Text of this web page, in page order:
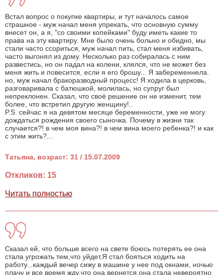
Встал вопрос о покупке квартиры, и тут началось самое
страшное - муж начал меня упрекать, что основную сумму
внесет он, а я, "со своими копейками" буду иметь какие то
права на эту квартиру. Мне было очень больно и обидно, мы
стали часто ссориться, муж начал пить, стал меня избивать,
часто выгонял из дому. Несколько раз собиралась с ним
развестись, но он падал на колени, клялся, что не может без
меня жить и повесится, если я его брошу... Я забеременнела.
но, муж начал бракоразводный процесс! Я ходила в церковь,
разговаривала с батюшкой, молилась, но супруг был
непреклонен. Сказал, что своё решение он не изменит, тем
более, что встретил другую женщину!..
P.S. сейчас я на девятом месяце беременности, уже не могу
дождаться рождения своего сыночка. Почему в жизни так
случается?! в чем моя вина?! в чем вина моего ребенка?! и как
с этим жить?...
Татьяна, возраст: 31 / 15.07.2009
Откликов: 15
Читать полностью
Сказал ей, что больше всего на свете боюсь потерять ее она
стала угрожать тем,что уйдет.Я стал бояться ходить на
работу...каждый вечер сижу в машине у нее под окнами, ночью
плачу и все время жду,что она вернется.она стала невероятно